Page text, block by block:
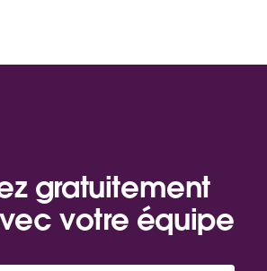
gratuitement
votre équipe